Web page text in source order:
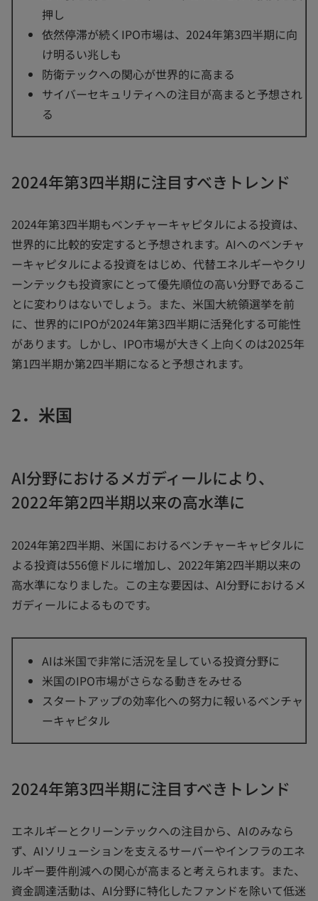
押し
依然停滞が続くIPO市場は、2024年第3四半期に向
け明るい兆しも
防衛テックへの関心が世界的に高まる
サイバーセキュリティへの注目が高まると予想され
る
2024年第3四半期に注目すべきトレンド
2024年第3四半期もベンチャーキャピタルによる投資は、
世界的に比較的安定すると予想されます。AIへのベンチャ
ーキャピタルによる投資をはじめ、代替エネルギーやクリ
ーンテックも投資家にとって優先順位の高い分野であるこ
とに変わりはないでしょう。また、米国大統領選挙を前
に、世界的にIPOが2024年第3四半期に活発化する可能性
があります。しかし、IPO市場が大きく上向くのは2025年
第1四半期か第2四半期になると予想されます。
2．米国
AI分野におけるメガディールにより、
2022年第2四半期以来の高水準に
2024年第2四半期、米国におけるベンチャーキャピタルに
よる投資は556億ドルに増加し、2022年第2四半期以来の
高水準になりました。この主な要因は、AI分野におけるメ
ガディールによるものです。
AIは米国で非常に活況を呈している投資分野に
米国のIPO市場がさらなる動きをみせる
スタートアップの効率化への努力に報いるベンチャ
ーキャピタル
2024年第3四半期に注目すべきトレンド
エネルギーとクリーンテックへの注目から、AIのみなら
ず、AIソリューションを支えるサーバーやインフラのエネ
ルギー要件削減への関心が高まると考えられます。また、
資金調達活動は、AI分野に特化したファンドを除いて低迷